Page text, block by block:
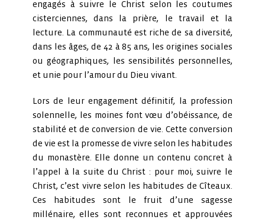
engagés à suivre le Christ selon les coutumes
cisterciennes, dans la prière, le travail et la
lecture. La communauté est riche de sa diversité,
dans les âges, de 42 à 85 ans, les origines sociales
ou géographiques, les sensibilités personnelles,
et unie pour l’amour du Dieu vivant.
Lors de leur engagement définitif, la profession
solennelle, les moines font vœu d’obéissance, de
stabilité et de conversion de vie. Cette conversion
de vie est la promesse de vivre selon les habitudes
du monastère. Elle donne un contenu concret à
l’appel à la suite du Christ : pour moi, suivre le
Christ, c’est vivre selon les habitudes de Cîteaux.
Ces habitudes sont le fruit d’une sagesse
millénaire, elles sont reconnues et approuvées